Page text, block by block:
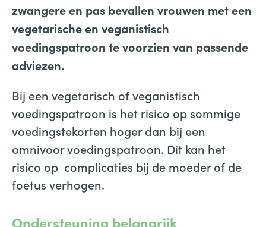
zwangere en pas bevallen vrouwen met een
vegetarische en veganistisch
voedingspatroon te voorzien van passende
adviezen.
Bij een vegetarisch of veganistisch
voedingspatroon is het risico op sommige
voedingstekorten hoger dan bij een
omnivoor voedingspatroon. Dit kan het
risico op complicaties bij de moeder of de
foetus verhogen.
Ondersteuning belangrijk